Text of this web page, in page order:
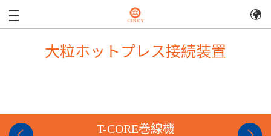
大粒ホットプレス接続装置
T-CORE巻線機